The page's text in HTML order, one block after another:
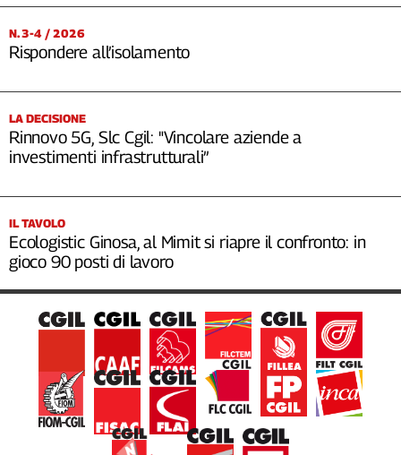
N. 3-4 / 2026
Rispondere all’isolamento
LA DECISIONE
Rinnovo 5G, Slc Cgil: "Vincolare aziende a
investimenti infrastrutturali”
IL TAVOLO
Ecologistic Ginosa, al Mimit si riapre il confronto: in
gioco 90 posti di lavoro